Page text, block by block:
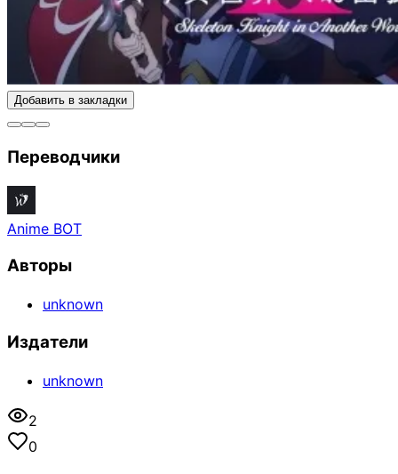
Добавить в закладки
Переводчики
Anime BOT
Авторы
unknown
Издатели
unknown
2
0